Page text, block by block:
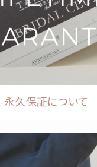
永久保証について